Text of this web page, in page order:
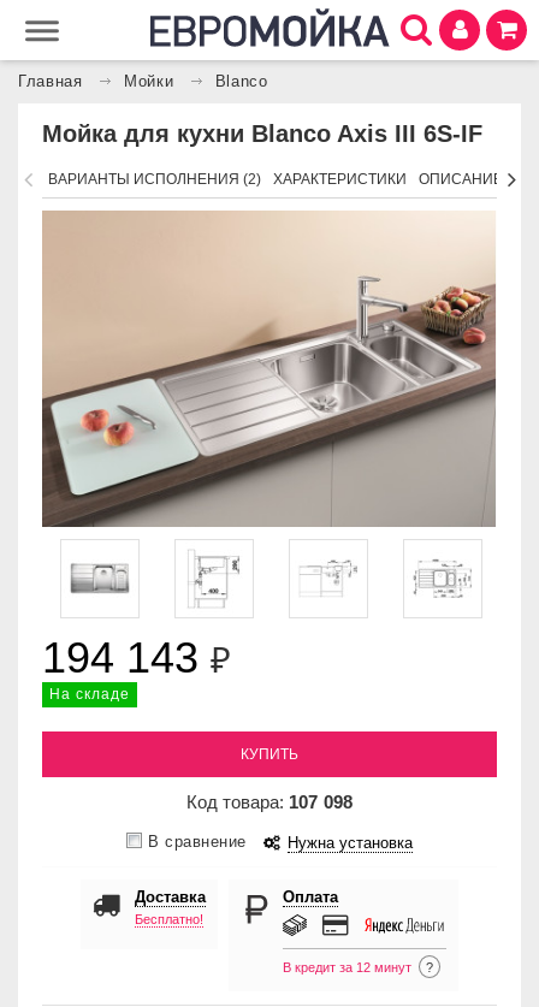
Главная Мойки Blanco
Мойка для кухни Blanco Axis III 6S-IF
ВАРИАНТЫ ИСПОЛНЕНИЯ (2) ХАРАКТЕРИСТИКИ ОПИСАНИЕ
194 143 ₽
На складе
КУПИТЬ
Код товара: 107 098
В сравнение Нужна установка
Доставка
Бесплатно!
Оплата
В кредит за 12 минут ?